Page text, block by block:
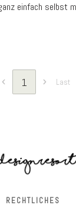
einfach selbst
1 Last
RECHTLICHES